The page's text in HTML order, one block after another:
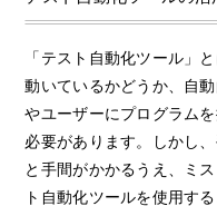
「テスト自動化ツール」
動いているかどうか、自
やユーザーにプログラム
必要があります。しかし
と手間がかかるうえ、ミ
ト自動化ツールを使用す